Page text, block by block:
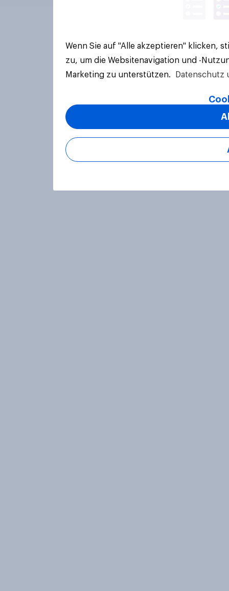
Wenn Sie auf "Alle akzeptieren" klicken,
zu, um die Websitenavigation und -
Marketing zu unterstützen.
Datenschutz